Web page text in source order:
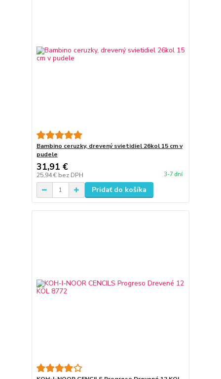
Bambino ceruzky, drevený svietidiel 26kol 15 cm v
pudele
31,91 €
25,94 € bez DPH 3-7 dní
Pridať do košíka